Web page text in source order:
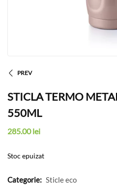
PREV
STICLA TERMO
550ML
285.00lei
Stoc epuizat
Categorie: Sticle eco